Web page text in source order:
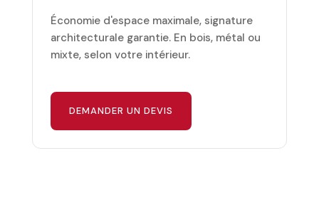
Économie d'espace maximale, signature
architecturale garantie. En bois, métal ou
mixte, selon votre intérieur.
DEMANDER UN DEVIS